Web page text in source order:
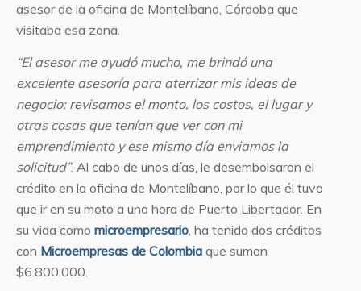
asesor de la oficina de Montelíbano, Córdoba que
visitaba esa zona.
“El asesor me ayudó mucho, me brindó una
excelente asesoría para aterrizar mis ideas de
negocio; revisamos el monto, los costos, el lugar y
otras cosas que tenían que ver con mi
emprendimiento y ese mismo día enviamos la
solicitud”. Al cabo de unos días, le desembolsaron el
crédito en la oficina de Montelíbano, por lo que él tuvo
que ir en su moto a una hora de Puerto Libertador. En
su vida como microempresario , ha tenido dos créditos
con Microempresas de Colombia que suman
$6.800.000.